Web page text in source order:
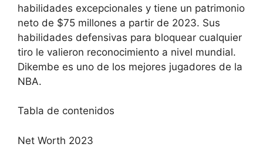
habilidades excepcionales y tiene un patrimonio
neto de $75 millones a partir de 2023. Sus
habilidades defensivas para bloquear cualquier
tiro le valieron reconocimiento a nivel mundial.
Dikembe es uno de los mejores jugadores de la
NBA.
Tabla de contenidos
Net Worth 2023